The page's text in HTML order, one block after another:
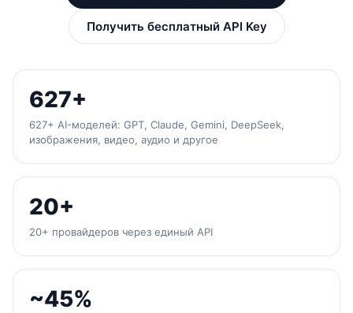
Получить бесплатный API Key
627+
627+ AI-моделей: GPT, Claude, Gemini, DeepSeek,
изображения, видео, аудио и другое
20+
20+ провайдеров через единый API
~45%